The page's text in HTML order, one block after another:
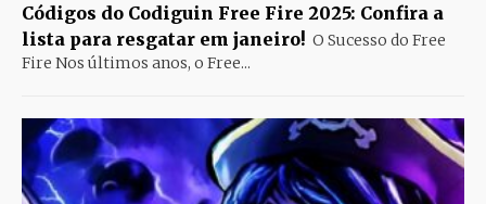
Códigos do Codiguin Free Fire 2025: Confira a
lista para resgatar em janeiro! O Sucesso do Free
Fire Nos últimos anos, o Free...